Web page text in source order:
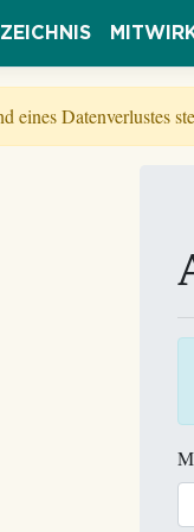
eines Datenverlustes